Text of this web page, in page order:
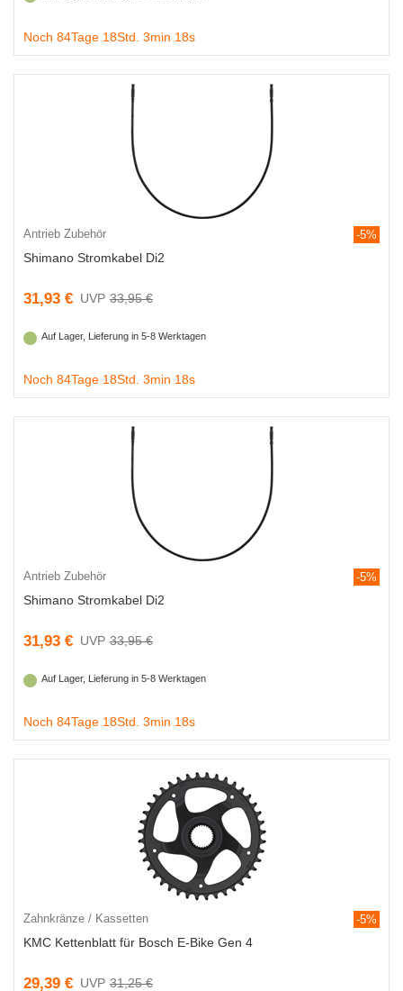
Noch 84Tage 18Std. 3min 18s
Antrieb Zubehör -5%
Shimano Stromkabel Di2
31,93 € 33,95 €
Auf Lager, Lieferung in 5-8 Werktagen
Noch 84Tage 18Std. 3min 18s
Antrieb Zubehör -5%
Shimano Stromkabel Di2
31,93 € 33,95 €
Auf Lager, Lieferung in 5-8 Werktagen
Noch 84Tage 18Std. 3min 18s
Zahnkränze / Kassetten -5%
KMC Kettenblatt für Bosch E-Bike Gen 4
29,39 € 31,25 €